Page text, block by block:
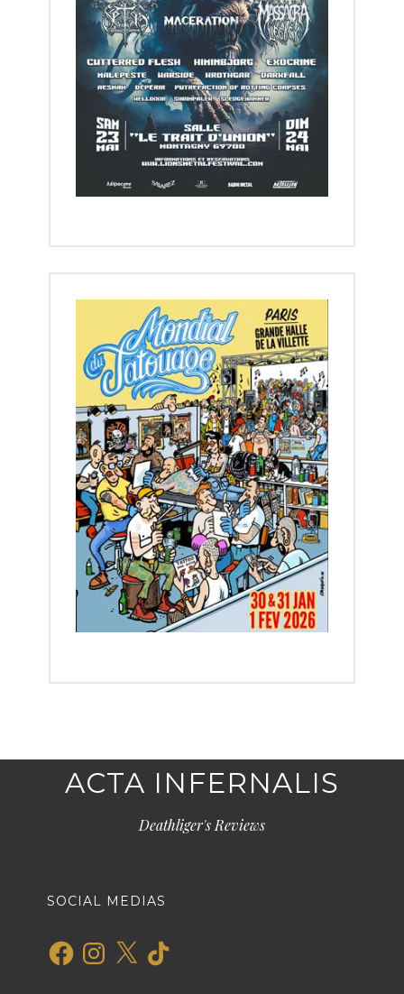
ACTA INFERNALIS
Deathliger's Reviews
SOCIAL MEDIAS
FacebookInstagram
X TikTok